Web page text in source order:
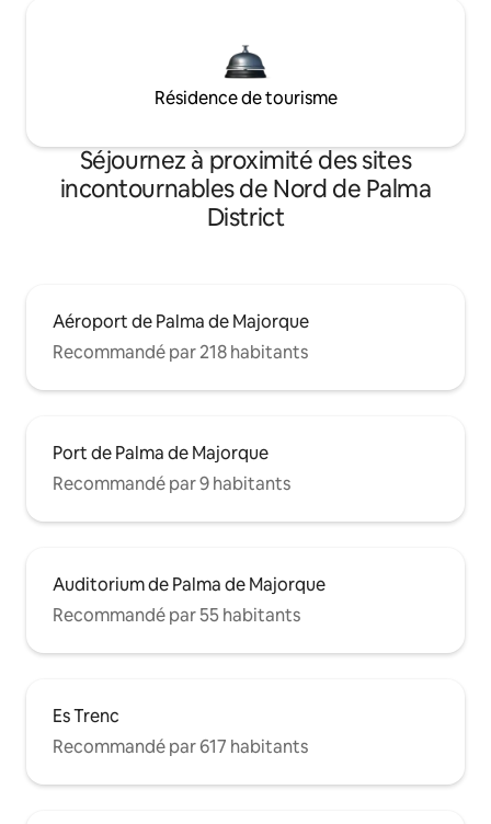
Résidence de tourisme
Séjournez à proximité des sites
incontournables de Nord de Palma
District
Aéroport de Palma de Majorque
Recommandé par 218 habitants
Port de Palma de Majorque
Recommandé par 9 habitants
Auditorium de Palma de Majorque
Recommandé par 55 habitants
Es Trenc
Recommandé par 617 habitants